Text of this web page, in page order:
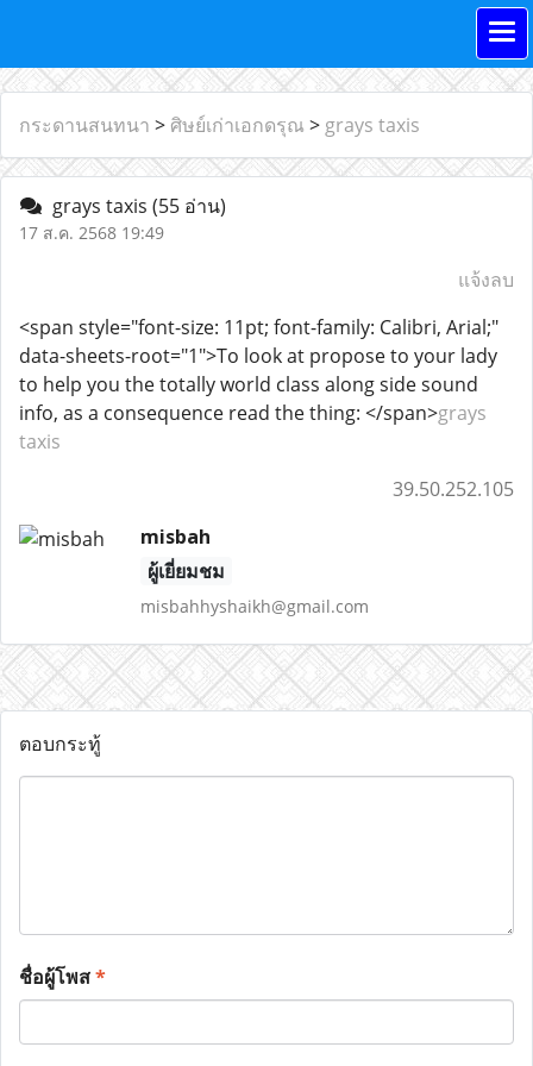
กระดานสนทนา > ศิษย์เก่าเอกดรุณ > grays taxis
grays taxis (55 อ่าน)
17 ส.ค. 2568 19:49
แจ้งลบ
<span style="font-size: 11pt; font-family: Calibri, Arial;"
data-sheets-root="1">To look at propose to your lady
to help you the totally world class along side sound
info, as a consequence read the thing: </span>grays
taxis
39.50.252.105
misbah
ผู้เยี่ยมชม
misbahhyshaikh@gmail.com
ตอบกระทู้
ชื่อผู้โพส*